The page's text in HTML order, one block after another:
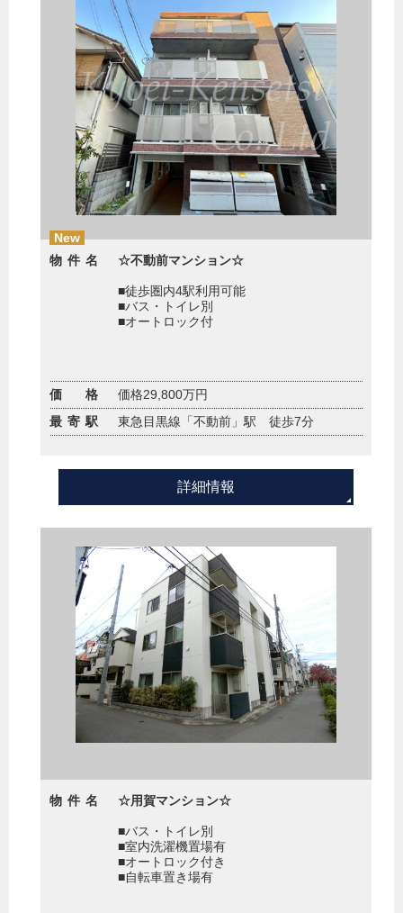
New
物件名
☆不動前マンション☆
■徒歩圏内4駅利用可能
■バス・トイレ別
■オートロック付
価 格
価格29,800万円
最寄駅
東急目黒線「不動前」駅 徒歩7分
詳細情報
物件名 ☆用賀マンション☆
■バス・トイレ別
■室内洗濯機置場有
■オートロック付き
■自転車置き場有